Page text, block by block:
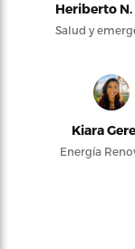
Heriberto N.
Salud y
Kiara
Energía